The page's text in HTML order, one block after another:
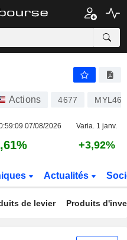
Actions 4677
07/08/2026 Varia. 1 janv.
+3,92%
Actualités
de levier Produits